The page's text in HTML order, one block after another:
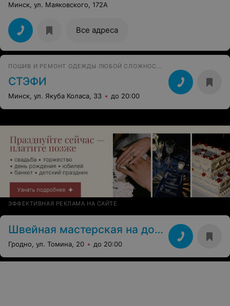
Минск, ул. Маяковского, 172А
Все адреса
ПОШИВ И РЕМОНТ ОДЕЖДЫ ЛЮБОЙ СЛОЖНОСТИ
СТЭФИ
Минск, ул. Якуба Коласа, 33 до 20:00
ЭФФЕКТИВНАЯ РЕКЛАМА НА САЙТЕ
Швейная мастерская на дому
Гродно, ул. Томина, 20 до 20:00